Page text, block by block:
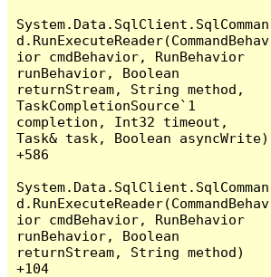
System.Data.SqlClient.SqlComman
d.RunExecuteReader(CommandBehav
ior cmdBehavior, RunBehavior
runBehavior, Boolean
returnStream, String method,
TaskCompletionSource`1
completion, Int32 timeout,
Task& task, Boolean asyncWrite)
+586
System.Data.SqlClient.SqlComman
d.RunExecuteReader(CommandBehav
ior cmdBehavior, RunBehavior
runBehavior, Boolean
returnStream, String method)
+104